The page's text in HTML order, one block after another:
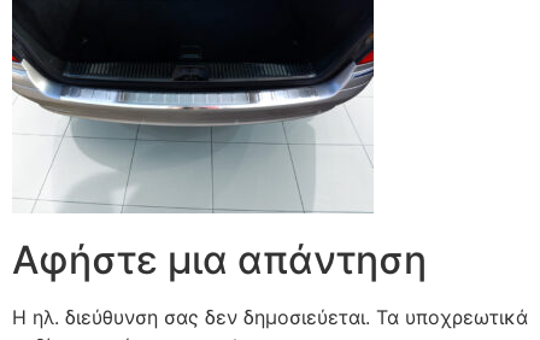
Αφήστε μια απάντηση
Η ηλ. διεύθυνση σας δεν δημοσιεύεται. Τα υποχρεωτικά